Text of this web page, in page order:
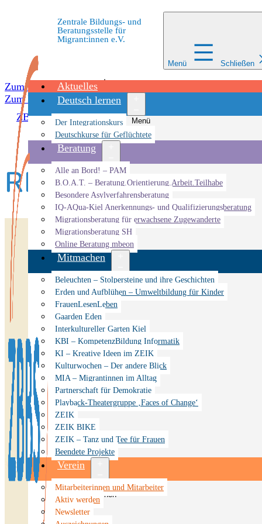
Zum Inhalt springen
Zum Inhalt springen
Zentrale Bildungs- und
Beratungsstelle für
Migrant:innen e.V.
Menü Schließen
Aktuelles
Deutsch lernen
Menü
Der Integrationskurs
Deutschkurse für Geflüchtete
Beratung
Menü
Alle an Bord! – PAM
B.O.A.T. – Beratung.Orientierung.Arbeit.Teilhabe
Besondere Asylverfahrensberatung
IQ-AQua-Kiel Anerkennungs- und Qualifizierungsberatung
Migrationsberatung für erwachsene Zugewanderte
Migrationsberatung SH
Online Beratung mbeon
Mitmachen
Menü
Beleuchten – Stolpersteine und ihre Geschichten
Erden und Aufblühen – Umweltbildung für Kinder
FrauenLesenLeben
Gaarden Eden
Interkultureller Garten Kiel
KBI – KompetenzBildung Informatik
KI – Kreative Ideen im ZEIK
Kulturwochen – Der andere Blick
MIA – Migrantinnen im Alltag
Partnerschaft für Demokratie
Playback-Theatergruppe ‚Faces of Change‘
ZEIK
ZEIK BIKE
ZEIK – Tanz und Tee für Frauen
Beendete Projekte
Verein
Menü
öffnen
Mitarbeiterinnen und Mitarbeiter
Aktiv werden
Newsletter
ZBBS»Veranstaltungen»ZEIK»RE MASK
RE MASK